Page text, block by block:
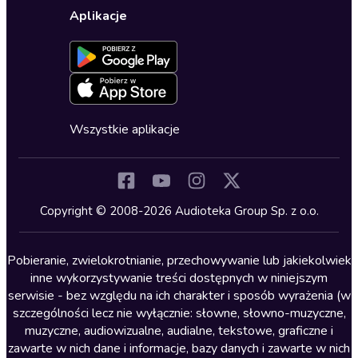
Dla młodzieży
Kryminały
Lektury szkolne
Literatura anglojęzyczna
Literatura faktu
Literatura obyczajowa
Literatura piękna obca
Ustawienia prywatności
Formularz zgłaszania nielegalnych treści
Deklaracja dostępności
Oferta dla firm i bibliotek
Dołącz do newslettera
Blog
Zapowiedzi
Cykle audiobooków
Aplikacje
Wszystkie aplikacje
Copyright © 2008-2026 Audioteka Group Sp. z o.o.
Pobieranie, zwielokrotnianie, przechowywanie lub jakiekolwiek
inne wykorzystywanie treści dostępnych w niniejszym
serwisie - bez względu na ich charakter i sposób wyrażenia (w
szczególności lecz nie wyłącznie: słowne, słowno-muzyczne,
muzyczne, audiowizualne, audialne, tekstowe, graficzne i
zawarte w nich dane i informacje, bazy danych i zawarte w nich